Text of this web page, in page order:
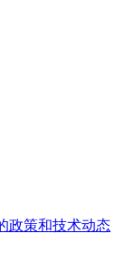
政策和技术动态